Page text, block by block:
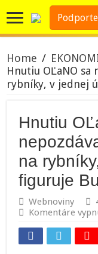
Home /
Hnutiu OĽaNO sa
rybníky, v jednej
Hnutiu
na
figuruje
Webnoviny
Komentáre